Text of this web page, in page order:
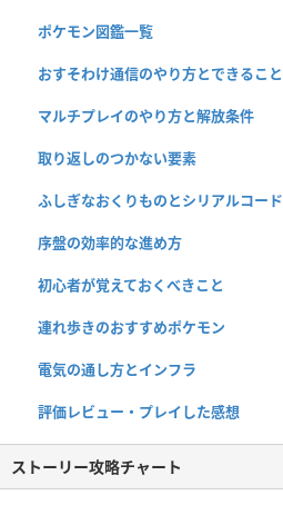
ポケモン図鑑一覧
おすそわけ通信のやり方とできること
マルチプレイのやり方と解放条件
取り返しのつかない要素
ふしぎなおくりものとシリアルコード
序盤の効率的な進め方
初心者が覚えておくべきこと
連れ歩きのおすすめポケモン
電気の通し方とインフラ
評価レビュー・プレイした感想
ストーリー攻略チャート